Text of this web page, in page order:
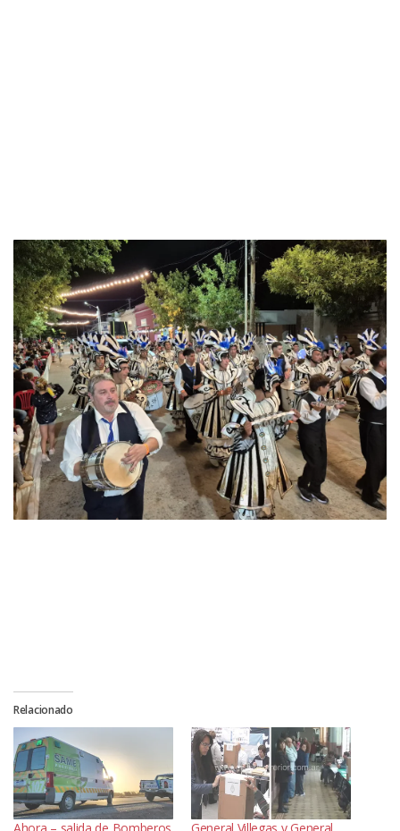
Relacionado
Ahora – salida de Bomberos
General Villegas y General